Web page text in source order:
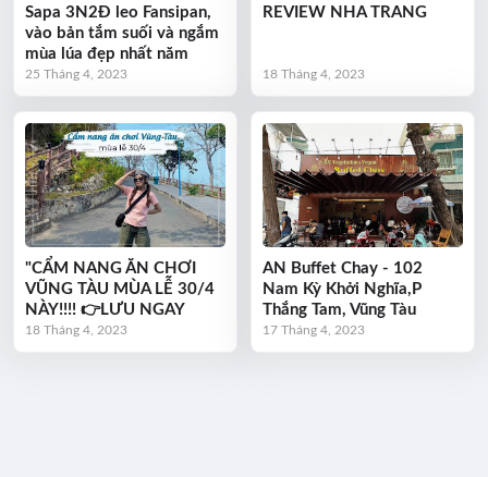
Sapa 3N2Đ leo Fansipan,
vào bản tắm suối và ngắm
mùa lúa đẹp nhất năm
25 Tháng 4, 2023
REVIEW NHA TRANG
18 Tháng 4, 2023
"CẨM NANG ĂN CHƠI
VŨNG TÀU MÙA LỄ 30/4
NÀY!!!! 👉LƯU NGAY
18 Tháng 4, 2023
AN Buffet Chay - 102
Nam Kỳ Khởi Nghĩa,P
Thắng Tam, Vũng Tàu
17 Tháng 4, 2023